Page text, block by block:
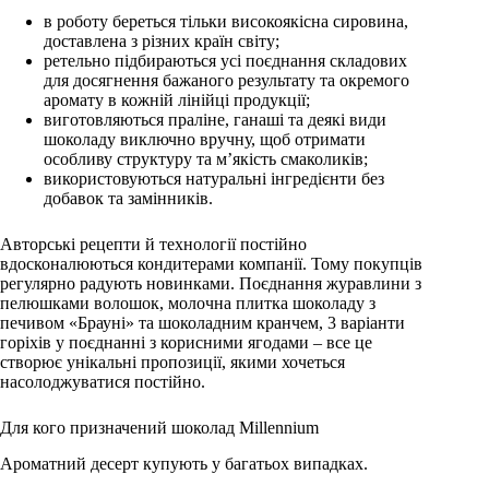
в роботу береться тільки високоякісна сировина,
доставлена з різних країн світу;
ретельно підбираються усі поєднання складових
для досягнення бажаного результату та окремого
аромату в кожній лінійці продукції;
виготовляються праліне, ганаші та деякі види
шоколаду виключно вручну, щоб отримати
особливу структуру та м’якість смаколиків;
використовуються натуральні інгредієнти без
добавок та замінників.
Авторські рецепти й технології постійно
вдосконалюються кондитерами компанії. Тому покупців
регулярно радують новинками. Поєднання журавлини з
пелюшками волошок, молочна плитка шоколаду з
печивом «Брауні» та шоколадним кранчем, 3 варіанти
горіхів у поєднанні з корисними ягодами – все це
створює унікальні пропозиції, якими хочеться
насолоджуватися постійно.
Для кого призначений шоколад Millennium
Ароматний десерт купують у багатьох випадках.